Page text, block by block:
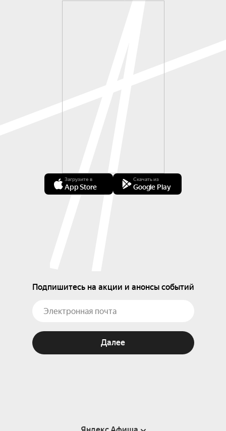
Загрузите в
App Store
Скачать из
Google Play
Подпишитесь на акции и анонсы событий
Далее